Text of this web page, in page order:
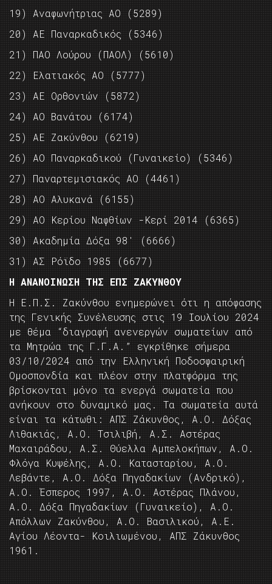
19) Αναφωνήτριας ΑΟ (5289)
20) ΑΕ Παναρκαδικός (5346)
21) ΠΑΟ Λούρου (ΠΑΟΛ) (5610)
22) Ελατιακός ΑΟ (5777)
23) ΑΕ Ορθονιών (5872)
24) ΑΟ Βανάτου (6174)
25) ΑΕ Ζακύνθου (6219)
26) ΑΟ Παναρκαδικού (Γυναικείο) (5346)
27) Παναρτεμισιακός ΑΟ (4461)
28) ΑΟ Αλυκανά (6155)
29) ΑΟ Κερίου Ναφθίων -Κερί 2014 (6365)
30) Ακαδημία Δόξα 98′ (6666)
31) ΑΣ Ρόϊδο 1985 (6677)
H ANΑΝΟΙΝΩΣΗ ΤΗΣ ΕΠΣ ΖΑΚΥΝΘΟΥ
Η Ε.Π.Σ. Ζακύνθου ενημερώνει ότι η απόφασης
της Γενικής Συνέλευσης στις 19 Ιουλίου 2024
με θέμα “διαγραφή ανενεργών σωματείων από
τα Μητρώα της Γ.Γ.Α.” εγκρίθηκε σήμερα
03/10/2024 από την Ελληνική Ποδοσφαιρική
Ομοσπονδία και πλέον στην πλατφόρμα της
βρίσκονται μόνο τα ενεργά σωματεία που
ανήκουν στο δυναμικό μας. Τα σωματεία αυτά
είναι τα κάτωθι: ΑΠΣ Ζάκυνθος, Α.Ο. Δόξας
Λιθακιάς, Α.Ο. Τσιλιβή, Α.Σ. Αστέρας
Μαχαιράδου, Α.Σ. Θύελλα Αμπελοκήπων, Α.Ο.
Φλόγα Κυψέλης, Α.Ο. Κατασταρίου, Α.Ο.
Λεβάντε, Α.Ο. Δόξα Πηγαδακίων (Ανδρικό),
Α.Ο. Έσπερος 1997, Α.Ο. Αστέρας Πλάνου,
Α.Ο. Δόξα Πηγαδακίων (Γυναικείο), Α.Ο.
Απόλλων Ζακύνθου, Α.Ο. Βασιλικού, Α.Ε.
Αγίου Λέοντα- Κοιλιωμένου, ΑΠΣ Ζάκυνθος
1961.